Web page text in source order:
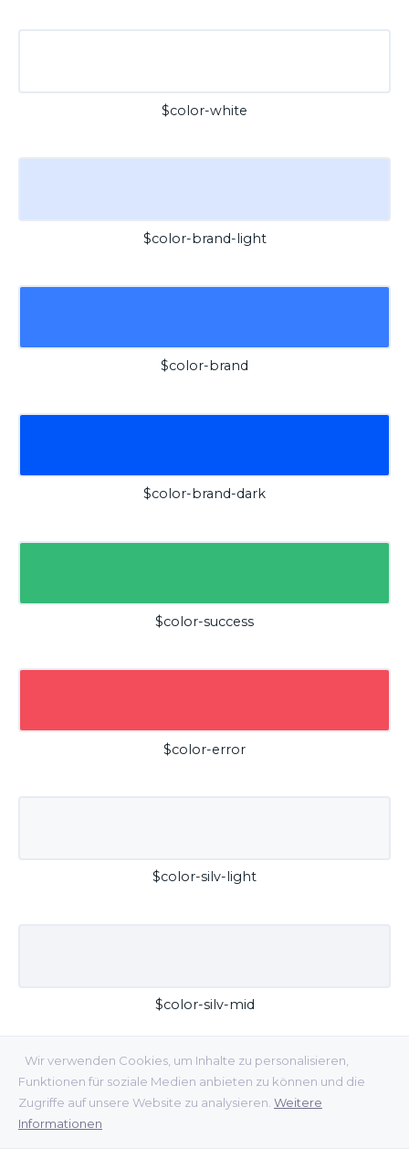
Wir verwenden Cookies, um Inhalte zu personalisieren,
Funktionen für soziale Medien anbieten zu können und die
Zugriffe auf unsere Website zu analysieren. Weitere
Informationen
$color-white
$color-brand-light
$color-brand
$color-brand-dark
$color-success
$color-error
$color-silv-light
$color-silv-mid